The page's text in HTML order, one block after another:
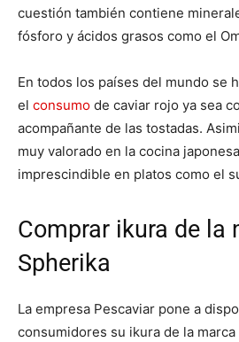
cuestión también contiene
fósforo y ácidos grasos como el
En todos los países del mundo se
el consumo de caviar rojo ya sea
acompañante de las tostadas.
muy valorado en la cocina
imprescindible en platos como el
Comprar ikura de la
Spherika
La empresa Pescaviar pone a
consumidores su ikura de la marca